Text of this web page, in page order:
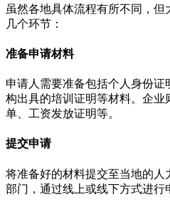
虽然各地具体流程有所不同，
几个环节：
准备申请材料
申请人需要准备包括个人身份
构出具的培训证明等材料。企业
单、工资发放证明等。
提交申请
将准备好的材料提交至当地的
部门，通过线上或线下方式进行